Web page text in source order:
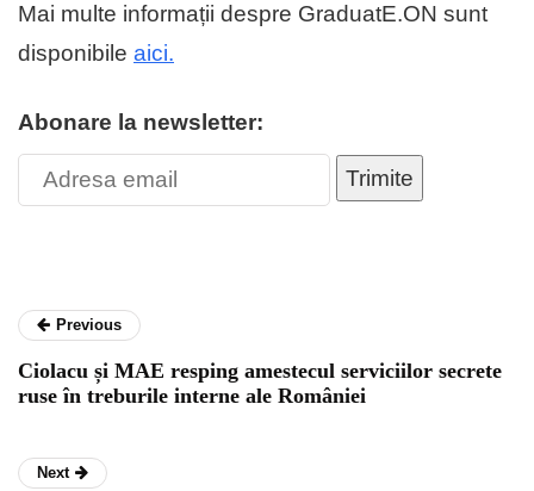
Mai multe informații despre GraduatE.ON sunt
disponibile aici.
Abonare la newsletter:
Trimite
Previous
Ciolacu și MAE resping amestecul serviciilor secrete
ruse în treburile interne ale României
Next